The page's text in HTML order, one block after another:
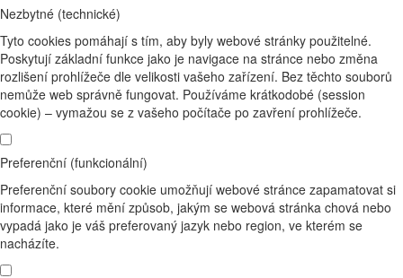
Nezbytné (technické)
Tyto cookies pomáhají s tím, aby byly webové stránky použitelné.
Poskytují základní funkce jako je navigace na stránce nebo změna
rozlišení prohlížeče dle velikosti vašeho zařízení. Bez těchto souborů
nemůže web správně fungovat. Používáme krátkodobé (session
cookie) – vymažou se z vašeho počítače po zavření prohlížeče.
Preferenční (funkcionální)
Preferenční soubory cookie umožňují webové stránce zapamatovat si
informace, které mění způsob, jakým se webová stránka chová nebo
vypadá jako je váš preferovaný jazyk nebo region, ve kterém se
nacházíte.